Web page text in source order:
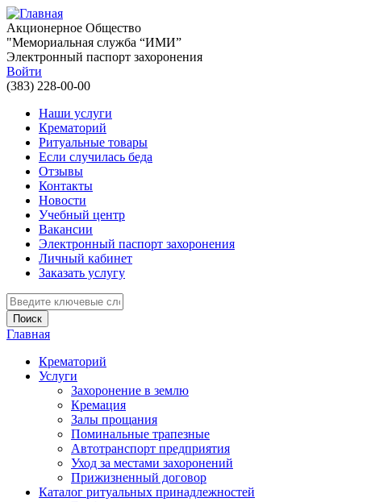
Перейти к основному содержанию
Акционерное Общество
"Мемориальная служба “ИМИ”
Электронный паспорт захоронения
Войти
(383) 228-00-00
Наши услуги
Крематорий
Ритуальные товары
Если случилась беда
Отзывы
Контакты
Новости
Учебный центр
Вакансии
Электронный паспорт захоронения
Личный кабинет
Заказать услугу
Введите ключевые слова для поиска
Вы здесь
Главная
Крематорий
Услуги
Захоронение в землю
Кремация
Залы прощания
Поминальные трапезные
Автотранспорт предприятия
Уход за местами захоронений
Прижизненный договор
Каталог ритуальных принадлежностей